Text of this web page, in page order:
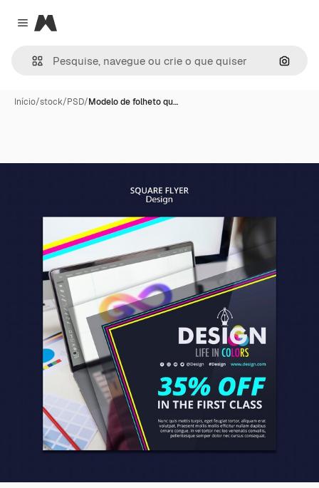
Close menu
Magnific
Início/stock/PSD/Modelo de folheto qu…